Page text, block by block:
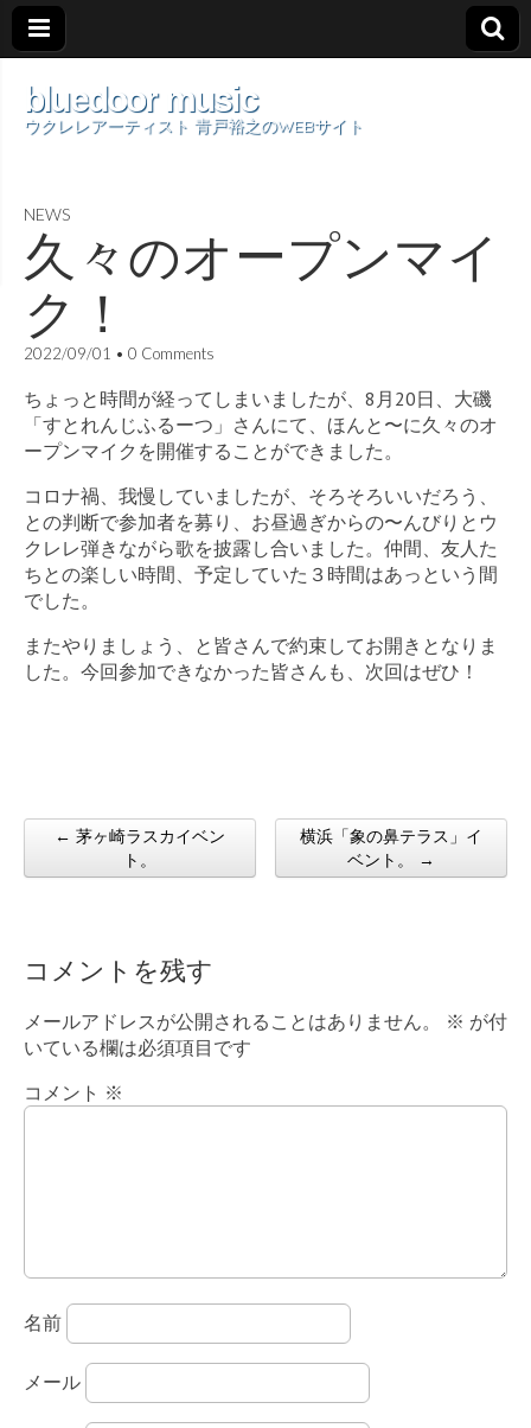
bluedoor music
ウクレレアーティスト 青戸裕之のWEBサイト
NEWS
久々のオープンマイ
ク！
2022/09/01 • 0 Comments
ちょっと時間が経ってしまいましたが、8月20日、大磯
「すとれんじふるーつ」さんにて、ほんと〜に久々のオ
ープンマイクを開催することができました。
コロナ禍、我慢していましたが、そろそろいいだろう、
との判断で参加者を募り、お昼過ぎからの〜んびりとウ
クレレ弾きながら歌を披露し合いました。仲間、友人た
ちとの楽しい時間、予定していた３時間はあっという間
でした。
またやりましょう、と皆さんで約束してお開きとなりま
した。今回参加できなかった皆さんも、次回はぜひ！
Post navigation
← 茅ヶ崎ラスカイベン
ト。
横浜「象の鼻テラス」イ
ベント。 →
コメントを残す
メールアドレスが公開されることはありません。 ※ が付
いている欄は必須項目です
コメント ※
名前
メール